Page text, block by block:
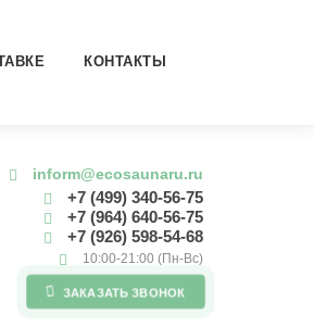
КОНТАКТЫ
inform@ecosaunaru.ru
+7 (499) 340-56-75
+7 (964) 640-56-75
+7 (926) 598-54-68
10:00-21:00 (Пн-Вс)
ЗАКАЗАТЬ ЗВОНОК